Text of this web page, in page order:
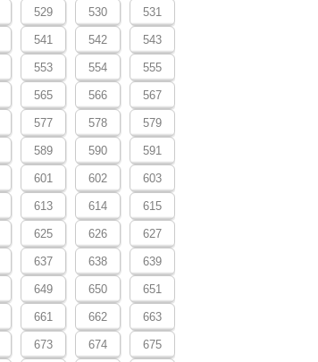
529 530 531
541 542 543
553 554 555
565 566 567
577 578 579
589 590 591
601 602 603
613 614 615
625 626 627
637 638 639
649 650 651
661 662 663
673 674 675